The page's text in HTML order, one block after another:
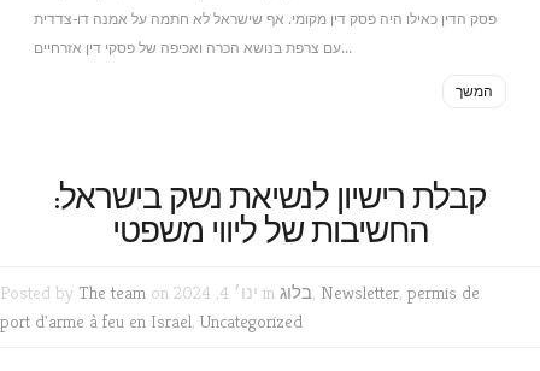
פסק הדין כאילו היה פסק דין מקומי. אף שישראל לא חתמה על אמנה דו-צדדית
עם צרפת בנושא הכרה ואכיפה של פסקי דין אזרחיים...
המשך
קבלת רישיון לנשיאת נשק בישראל:
החשיבות של ליווי משפטי
Posted by The team on ינו׳ 4, 2024 in בלוג, Newsletter, permis de
port d'arme à feu en Israel, Uncategorized